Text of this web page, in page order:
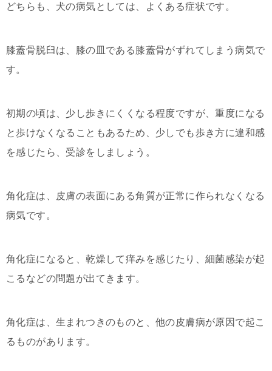
どちらも、犬の病気としては、よくある症状です。
膝蓋骨脱臼は、膝の皿である膝蓋骨がずれてしまう病気で
す。
初期の頃は、少し歩きにくくなる程度ですが、重度になる
と歩けなくなることもあるため、少しでも歩き方に違和感
を感じたら、受診をしましょう。
角化症は、皮膚の表面にある角質が正常に作られなくなる
病気です。
角化症になると、乾燥して痒みを感じたり、細菌感染が起
こるなどの問題が出てきます。
角化症は、生まれつきのものと、他の皮膚病が原因で起こ
るものがあります。